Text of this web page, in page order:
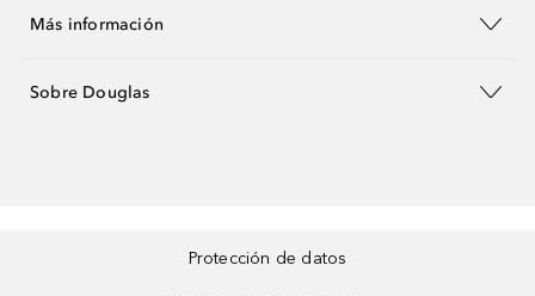
Más información
Sobre Douglas
Protección de datos